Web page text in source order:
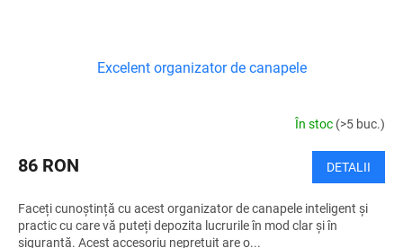
Excelent organizator de canapele
În stoc (>5 buc.)
86 RON DETALII
Faceți cunoștință cu acest organizator de canapele inteligent și
practic cu care vă puteți depozita lucrurile în mod clar și în
siguranță. Acest accesoriu neprețuit are o...